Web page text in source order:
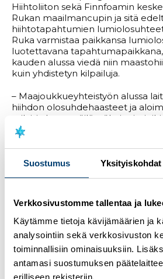
Suostumus Yksityiskohdat
Verkkosivustomme tallentaa ja
Käytämme tietoja kävijämäärien ja
analysointiin sekä verkkosivuston
toiminnallisiin ominaisuuksiin.
antamasi suostumuksen
erilliseen rekisteriin.
Hiihtoliiton sekä Finnfoamin
Rukan maailmancupin ja sitä
hiihtotapahtumien
Ruka varmistaa paikkansa
luotettavana
kauden alussa viedä niin
kuin yhdistetyn kilpailuja.
– Maajoukkueyhteistyön alussa
hiihdon olosuhdehaasteet ja
erilaisia lumensäilöntäkeinoja,
olevan helposti kokeiltavia
Lumivarastojamme on ollut
kahdessakymmenessä
lumistrategiaa on lähdetty
jatkossa taattua entistäkin
kertoo Finnfoamin kehitys- ja
markkinointijohtaja
Asso
– Lumen säilömisellä on myös
hyöty. Sen sijaan, että talvella
annettaisiin sulaa, kierrätetään se